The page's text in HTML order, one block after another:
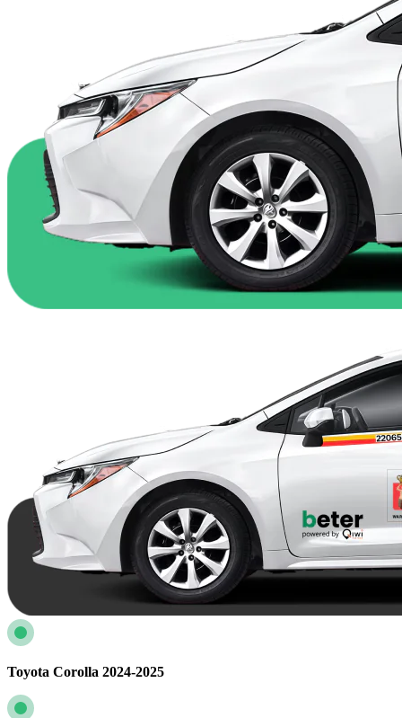
Toyota Corolla 2024-2025